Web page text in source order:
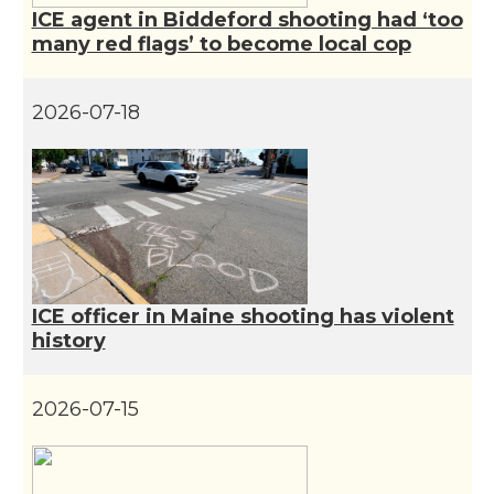
CAMON Catalans a Jacksonville
CAMON Catalans a Kentucky
CAMON Catalans a Las Vegas
CAMON Catalans a Maine, USA
ICE agent in Biddeford shooting had ‘too
many red flags’ to become local cop
2026-07-18
ICE officer in Maine shooting has violent
history
2026-07-15